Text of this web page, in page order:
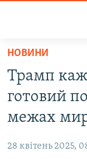
Перейти
основного
матеріалу
до
основної
ВОДА.КРИМ
БЛОГИ
НОВИНИ
Трамп
готовий
межах
28 квітень 2025,